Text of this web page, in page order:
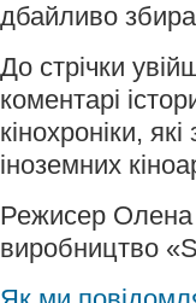
дбайливо
До стрічки
коментарі
кінохроніки,
іноземних
Режисер
виробництво